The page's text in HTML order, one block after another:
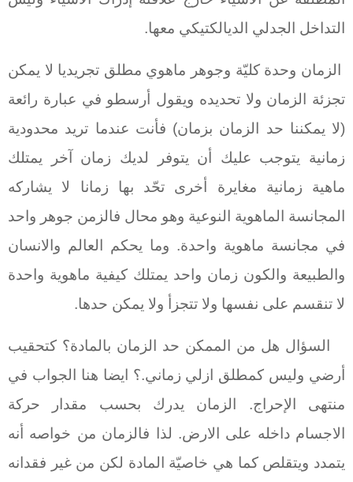
التداخل الجدلي الديالكتيكي معها.
الزمان وحدة كليّة وجوهر ماهوي مطلق تجريديا لا يمكن
تجزئة الزمان ولا تحديده ويقول أرسطو في عبارة رائعة
(لا يمكننا حد الزمان بزمان) فأنت عندما تريد محدودية
زمانية يتوجب عليك أن يتوفر لديك زمان آخر يمتلك
ماهية زمانية مغايرة أخرى تحّد بها زمانا لا يشاركه
المجانسة الماهوية النوعية وهو محال فالزمن جوهر واحد
في مجانسة ماهوية واحدة. وما يحكم العالم والانسان
والطبيعة والكون زمان واحد يمتلك كيفية ماهوية واحدة
لا تنقسم على نفسها ولا تتجزأ ولا يمكن حدها.
السؤال هل من الممكن حد الزمان بالمادة؟ كتحقيب
أرضي وليس كمطلق ازلي زماني.؟ ايضا هنا الجواب في
منتهى الإحراج. الزمان يدرك بحسب مقدار حركة
الاجسام داخله على الارض. لذا فالزمان من خواصه أنه
يتمدد ويتقلص كما هي خاصيّة المادة لكن من غير فقدانه